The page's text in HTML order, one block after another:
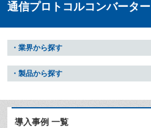
通信プロトコルコンバーター
・業界から探す
・製品から探す
導入事例 一覧